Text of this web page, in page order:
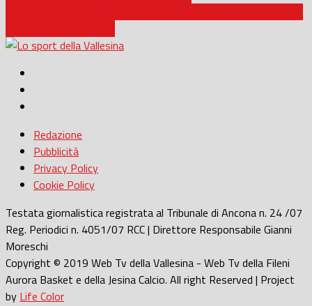
Redazione
Pubblicità
Privacy Policy
Cookie Policy
Testata giornalistica registrata al Tribunale di Ancona n. 24 /07
Reg. Periodici n. 4051/07 RCC | Direttore Responsabile Gianni
Moreschi
Copyright © 2019 Web Tv della Vallesina - Web Tv della Fileni
Aurora Basket e della Jesina Calcio. All right Reserved | Project
by Life Color